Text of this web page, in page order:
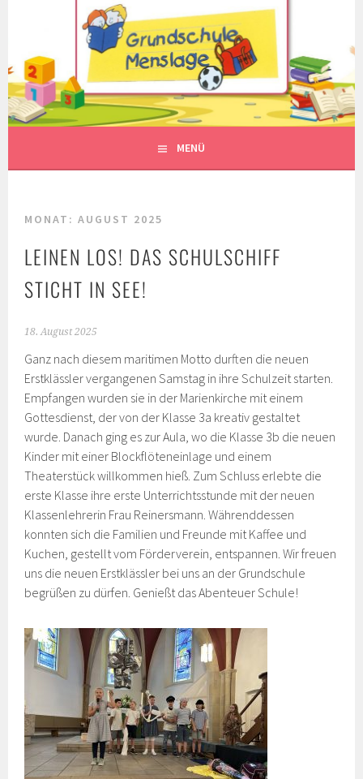
MENÜ
MONAT:AUGUST 2025
LEINEN LOS! DAS SCHULSCHIFF
STICHT IN SEE!
18. August 2025
Ganz nach diesem maritimen Motto durften die neuen
Erstklässler vergangenen Samstag in ihre Schulzeit starten.
Empfangen wurden sie in der Marienkirche mit einem
Gottesdienst, der von der Klasse 3a kreativ gestaltet
wurde. Danach ging es zur Aula, wo die Klasse 3b die neuen
Kinder mit einer Blockflöteneinlage und einem
Theaterstück willkommen hieß. Zum Schluss erlebte die
erste Klasse ihre erste Unterrichtsstunde mit der neuen
Klassenlehrerin Frau Reinersmann. Währenddessen
konnten sich die Familien und Freunde mit Kaffee und
Kuchen, gestellt vom Förderverein, entspannen. Wir freuen
uns die neuen Erstklässler bei uns an der Grundschule
begrüßen zu dürfen. Genießt das Abenteuer Schule!